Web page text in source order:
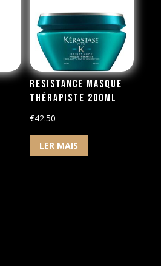
Resistance Masque
Thérapiste 200ml
€42.50
LER MAIS